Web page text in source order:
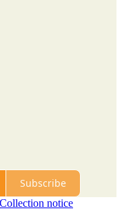
Subscribe
Collection notice